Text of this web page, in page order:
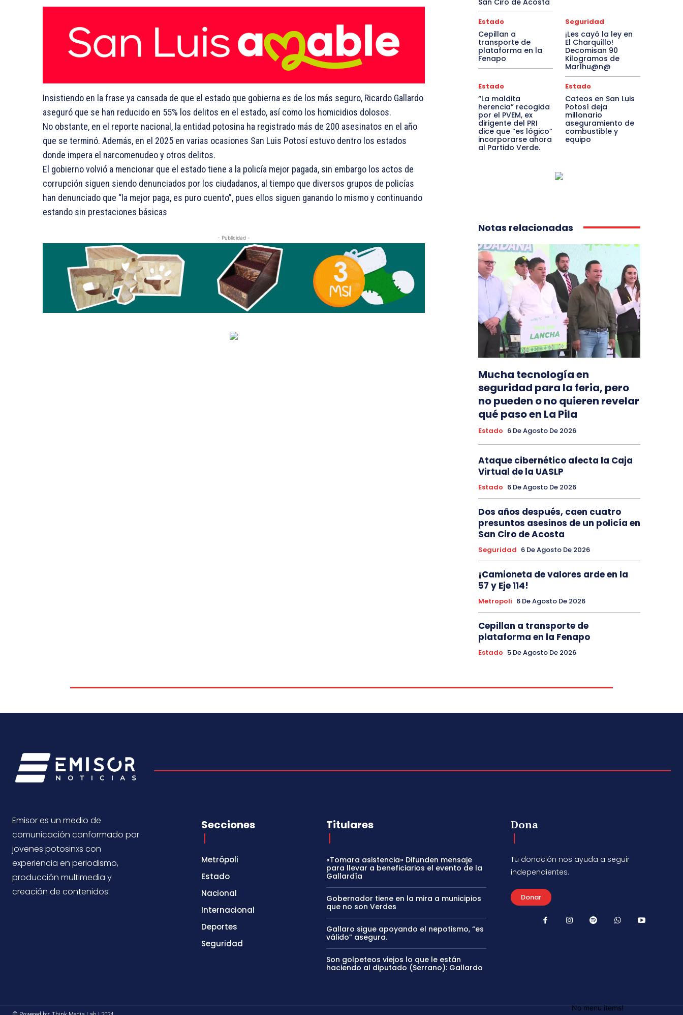
Insistiendo en la frase ya cansada de que el estado que gobierna es de los más seguro, Ricardo Gallardo
aseguró que se han reducido en 55% los delitos en el estado, así como los homicidios dolosos.
No obstante, en el reporte nacional, la entidad potosina ha registrado más de 200 asesinatos en el año
que se terminó. Además, en el 2025 en varias ocasiones San Luis Potosí estuvo dentro los estados
donde impera el narcomenudeo y otros delitos.
El gobierno volvió a mencionar que el estado tiene a la policía mejor pagada, sin embargo los actos de
corrupción siguen siendo denunciados por los ciudadanos, al tiempo que diversos grupos de policías
han denunciado que “la mejor paga, es puro cuento”, pues ellos siguen ganando lo mismo y continuando
estando sin prestaciones básicas
- Publicidad -
Estado
Cepillan a
transporte de
plataforma en la
Fenapo
Seguridad
¡Les cayó la ley en
El Charquillo!
Decomisan 90
Kilogramos de
Mar1hu@n@
Estado
“La maldita
herencia” recogida
por el PVEM, ex
dirigente del PRI
dice que “es lógico”
incorporarse ahora
al Partido Verde.
Estado
Cateos en San Luis
Potosí deja
millonario
aseguramiento de
combustible y
equipo
Notas relacionadas
Mucha tecnología en
seguridad para la feria, pero
no pueden o no quieren revelar
qué paso en La Pila
Estado 6 De Agosto De 2026
Ataque cibernético afecta la Caja
Virtual de la UASLP
Estado 6 De Agosto De 2026
Dos años después, caen cuatro
presuntos asesinos de un policía en
San Ciro de Acosta
Seguridad 6 De Agosto De 2026
¡Camioneta de valores arde en la
57 y Eje 114!
Metropoli 6 De Agosto De 2026
Cepillan a transporte de
plataforma en la Fenapo
Estado 5 De Agosto De 2026
Emisor es un medio de
comunicación conformado por
jovenes potosinxs con
experiencia en periodismo,
producción multimedia y
creación de contenidos.
Secciones
Metrópoli
Estado
Nacional
Internacional
Deportes
Seguridad
Titulares
«Tomara asistencia» Difunden mensaje
para llevar a beneficiarios el evento de la
Gallardía
Gobernador tiene en la mira a municipios
que no son Verdes
Gallaro sigue apoyando el nepotismo, “es
válido” asegura.
Son golpeteos viejos lo que le están
haciendo al diputado (Serrano): Gallardo
Dona
Tu donación nos ayuda a seguir
independientes.
Donar
No menu items!